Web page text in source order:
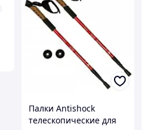
Палки Antishock
телескопические для